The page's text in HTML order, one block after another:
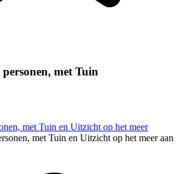
met Tuin
met Tuin en Uitzicht op het meer